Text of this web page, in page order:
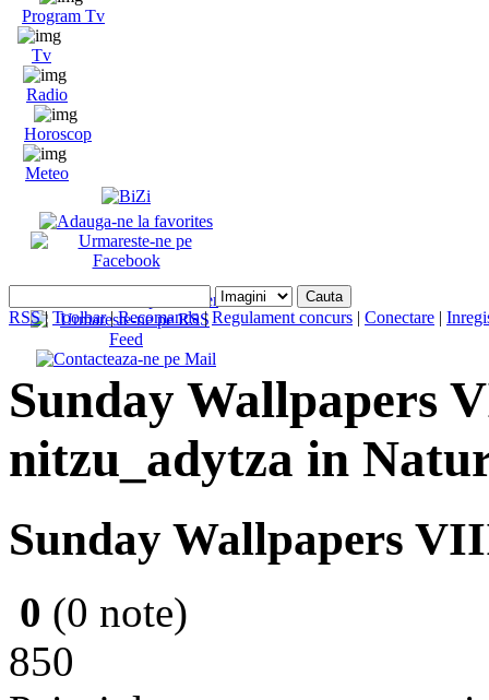
Program Tv
Tv
Radio
Horoscop
Meteo
RSS| Toolbar|Recomanda|Regulament concurs | Conectare |
Sunday Wallpapers
nitzu_adytza in
Sunday Wallpapers
0 (0 note)
850